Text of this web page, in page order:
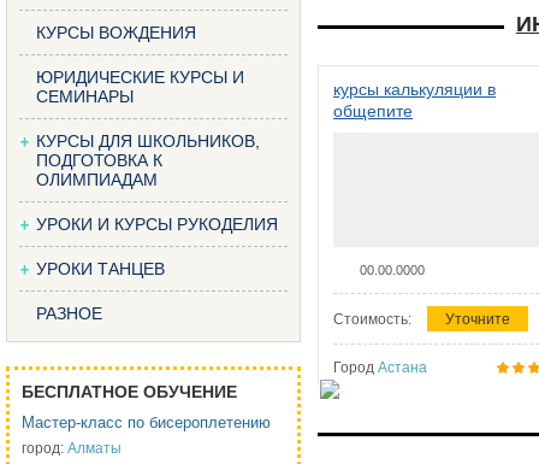
КУРСЫ ВОЖДЕНИЯ
ЮРИДИЧЕСКИЕ КУРСЫ И
СЕМИНАРЫ
КУРСЫ ДЛЯ ШКОЛЬНИКОВ,
ПОДГОТОВКА К
ОЛИМПИАДАМ
УРОКИ И КУРСЫ РУКОДЕЛИЯ
УРОКИ ТАНЦЕВ
РАЗНОЕ
БЕСПЛАТНОЕ ОБУЧЕНИЕ
Мастер-класс по бисероплетению
город: Алматы
курсы калькуляции в
общепите
00.00.0000
Стоимость: Уточните
Город Астана